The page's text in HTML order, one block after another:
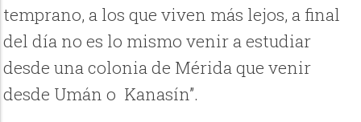
temprano, a los que viven más lejos, a final
del día no es lo mismo venir a estudiar
desde una colonia de Mérida que venir
desde Umán o Kanasín”.